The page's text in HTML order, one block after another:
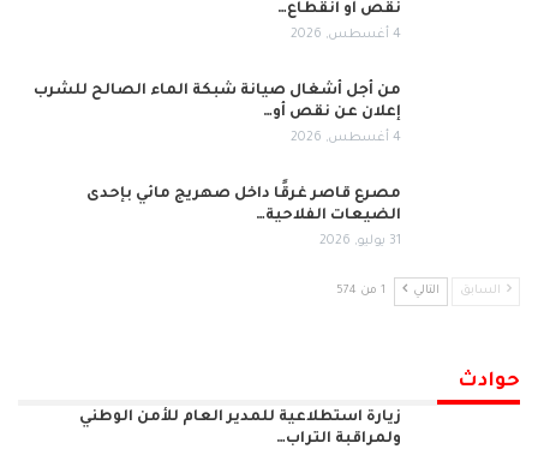
نقص أو انقطاع…
4 أغسطس, 2026
من أجل أشغال صيانة شبكة الماء الصالح للشرب
إعلان عن نقص أو…
4 أغسطس, 2026
مصرع قاصر غرقًا داخل صهريج مائي بإحدى
الضيعات الفلاحية…
31 يوليو, 2026
السابق التالي 1 من 574
حوادث
زيارة استطلاعية للمدير العام للأمن الوطني
ولمراقبة التراب…